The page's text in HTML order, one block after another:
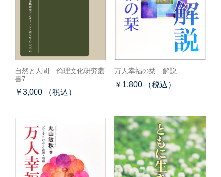
自然と人間 倫理文化研究叢
書7
￥3,000 （税込）
万人幸福の栞 解説
￥1,800 （税込）